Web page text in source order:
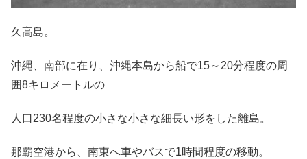
久高島。
沖縄、南部に在り、沖縄本島から船で15～20分程度の周
囲8キロメートルの
人口230名程度の小さな小さな細長い形をした離島。
那覇空港から、南東へ車やバスで1時間程度の移動。